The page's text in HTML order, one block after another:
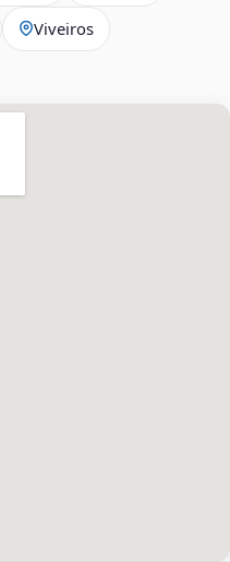
Viveiros